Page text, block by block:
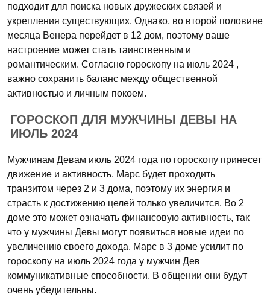
подходит для поиска новых дружеских связей и
укрепления существующих. Однако, во второй половине
месяца Венера перейдет в 12 дом, поэтому ваше
настроение может стать таинственным и
романтическим. Согласно гороскопу на июль 2024 ,
важно сохранить баланс между общественной
активностью и личным покоем.
ГОРОСКОП ДЛЯ МУЖЧИНЫ ДЕВЫ НА
ИЮЛЬ 2024
Мужчинам Девам июль 2024 года по гороскопу принесет
движение и активность. Марс будет проходить
транзитом через 2 и 3 дома, поэтому их энергия и
страсть к достижению целей только увеличится. Во 2
доме это может означать финансовую активность, так
что у мужчины Девы могут появиться новые идеи по
увеличению своего дохода. Марс в 3 доме усилит по
гороскопу на июль 2024 года у мужчин Дев
коммуникативные способности. В общении они будут
очень убедительны.